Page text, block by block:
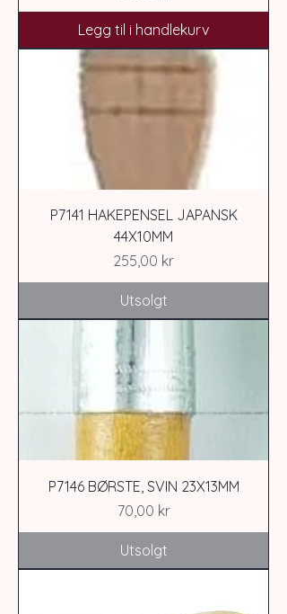
Legg til i handlekurv
P7141 HAKEPENSEL JAPANSK
44X10MM
Pris
255,00 kr
Utsolgt
P7146 BØRSTE, SVIN 23X13MM
Pris
70,00 kr
Utsolgt